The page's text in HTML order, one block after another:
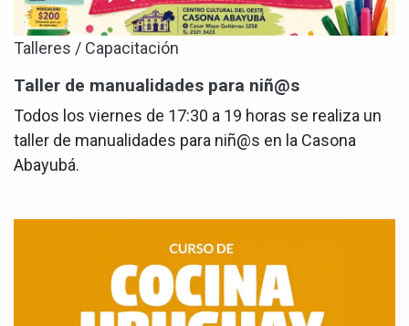
Talleres / Capacitación
Taller de manualidades para niñ@s
Todos los viernes de 17:30 a 19 horas se realiza un
taller de manualidades para niñ@s en la Casona
Abayubá.